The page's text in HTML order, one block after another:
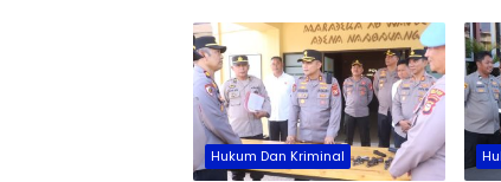
Hukum Dan Kriminal